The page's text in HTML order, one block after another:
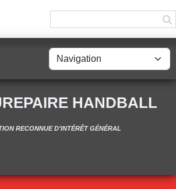
HANDBALL
RECONNUE D'INTÉRÊT GÉNÉRAL
cookies